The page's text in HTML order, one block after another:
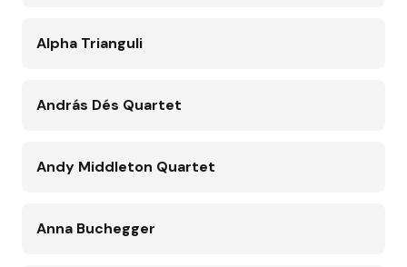
Alpha Trianguli
András Dés Quartet
Andy Middleton Quartet
Anna Buchegger